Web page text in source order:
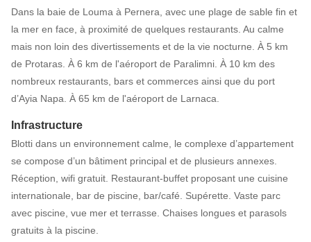
Dans la baie de Louma à Pernera, avec une plage de sable fin et
la mer en face, à proximité de quelques restaurants. Au calme
mais non loin des divertissements et de la vie nocturne. À 5 km
de Protaras. À 6 km de l'aéroport de Paralimni. À 10 km des
nombreux restaurants, bars et commerces ainsi que du port
d’Ayia Napa. À 65 km de l'aéroport de Larnaca.
Infrastructure
Blotti dans un environnement calme, le complexe d’appartement
se compose d’un bâtiment principal et de plusieurs annexes.
Réception, wifi gratuit. Restaurant-buffet proposant une cuisine
internationale, bar de piscine, bar/café. Supérette. Vaste parc
avec piscine, vue mer et terrasse. Chaises longues et parasols
gratuits à la piscine.